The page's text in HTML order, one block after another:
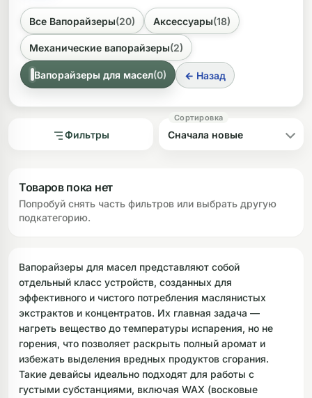
бонги
бонги
Деревянные
При выборе стоит обратить внимание на несколько
ключевых аспектов. Основное различие заключается в
форм-факторе: существуют компактные портативные
модели в виде ручек, удобные для использования в
дороге, и более мощные стационарные устройства для
нагревательного элемента и материалы, из которых
вкуса и долговечность.
Все Вапорайзеры(20) Аксессуары(18)
Механические вапорайзеры(2)
Вапорайзеры для масел(0) ← Назад
Фильтры
Товаров пока нет
Попробуй снять часть фильтров или выбрать другую
подкатегорию.
Вапорайзеры для масел представляют собой
отдельный класс устройств, созданных для
эффективного и чистого потребления маслянистых
экстрактов и концентратов. Их главная задача —
нагреть вещество до температуры испарения, но не
горения, что позволяет раскрыть полный аромат и
избежать выделения вредных продуктов сгорания.
Такие девайсы идеально подходят для работы с
густыми субстанциями, включая WAX (восковые